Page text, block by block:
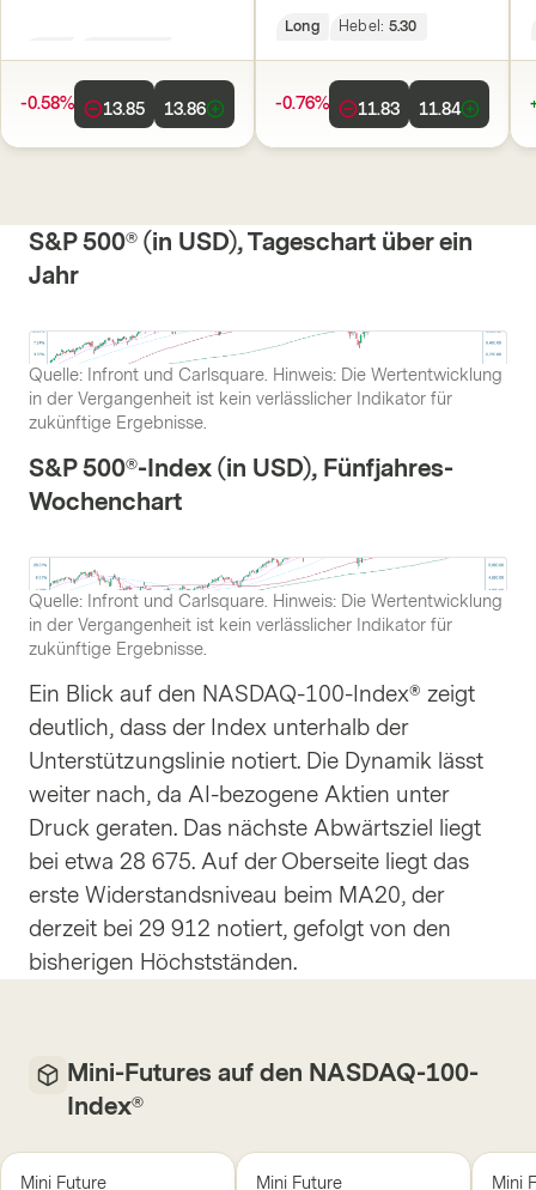
-0.58% 13.85 13.86
Long Hebel: 5.30
-0.76% 11.83 11.84
S&P 500® (in USD), Tageschart über ein
Jahr
Quelle: Infront und Carlsquare. Hinweis: Die Wertentwicklung
in der Vergangenheit ist kein verlässlicher Indikator für
zukünftige Ergebnisse.
S&P 500®-Index (in USD), Fünfjahres-
Wochenchart
Quelle: Infront und Carlsquare. Hinweis: Die Wertentwicklung
in der Vergangenheit ist kein verlässlicher Indikator für
zukünftige Ergebnisse.
Ein Blick auf den NASDAQ-100-Index® zeigt
deutlich, dass der Index unterhalb der
Unterstützungslinie notiert. Die Dynamik lässt
weiter nach, da AI-bezogene Aktien unter
Druck geraten. Das nächste Abwärtsziel liegt
bei etwa 28 675. Auf der Oberseite liegt das
erste Widerstandsniveau beim MA20, der
derzeit bei 29 912 notiert, gefolgt von den
bisherigen Höchstständen.
Mini-Futures auf den NASDAQ-100-
Index®
Mini Future Mini Future Mini